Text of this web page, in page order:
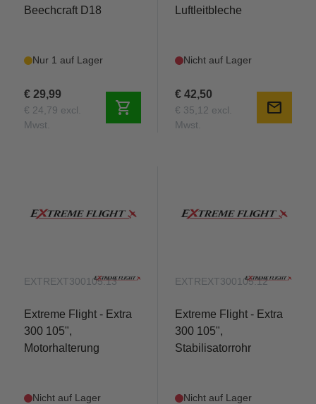
Beechcraft D18
Nur 1 auf Lager
€ 29,99
€ 24,79 excl.
Mwst.
shopping_cart
Luftleitbleche
Nicht auf Lager
€ 42,50
€ 35,12 excl.
Mwst.
mail
EXTREXT300105.13
Extreme Flight - Extra
300 105",
Motorhalterung
Nicht auf Lager
EXTREXT300105.12
Extreme Flight - Extra
300 105",
Stabilisatorrohr
Nicht auf Lager